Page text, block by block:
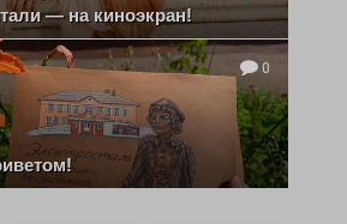
— на киноэкран!
0